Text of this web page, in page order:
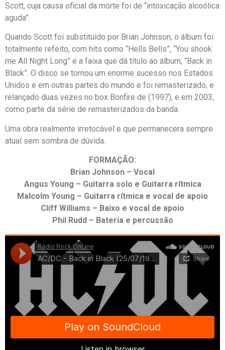
Scott, cuja causa oficial da morte foi de “intoxicação alcoólica
aguda”.
Quando Scott foi substituído por Brian Johnson, o álbum foi
totalmente refeito, com hits como “Hells Bells”, “You shook
me All Night Long” e a faixa que dá título ao álbum, “Back in
Black”. O disco se tornou um enorme sucesso nos Estados
Unidos e em outras partes do mundo e foi remasterizado, e
relançado duas vezes no box Bonfire de (1997), e em 2003,
como parte da série de remasterizados da banda.
Uma obra realmente irretocável e que permanecera sempre
atual sem sombra de dúvida.
FORMAÇÃO:
Brian Johnson – Vocal
Angus Young – Guitarra solo e Guitarra rítmica
Malcolm Young – Guitarra rítmica e vocal de apoio
Cliff Williams – Baixo e vocal de apoio
Phil Rudd – Bateria e percussão